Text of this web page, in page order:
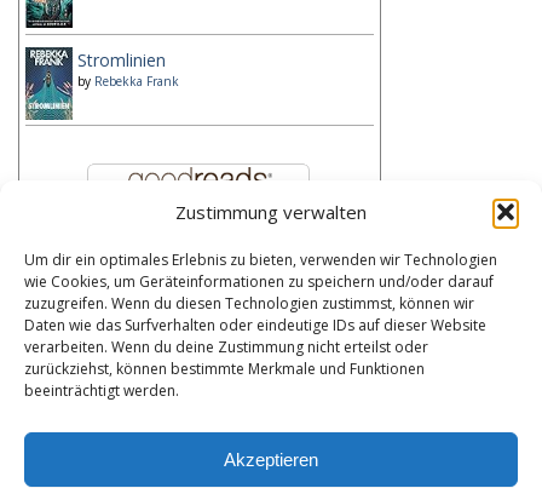
Zustimmung verwalten
Um dir ein optimales Erlebnis zu bieten, verwenden wir Technologien
wie Cookies, um Geräteinformationen zu speichern und/oder darauf
zuzugreifen. Wenn du diesen Technologien zustimmst, können wir
Daten wie das Surfverhalten oder eindeutige IDs auf dieser Website
verarbeiten. Wenn du deine Zustimmung nicht erteilst oder
zurückziehst, können bestimmte Merkmale und Funktionen
beeinträchtigt werden.
Akzeptieren
Stromlinien
by Rebekka Frank
Kategorien
Kategorien
Bibliothek
Meine Bibliothek durchsuchen